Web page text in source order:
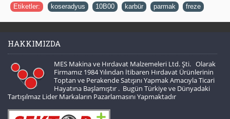
Etiketler: koseradyus 10B00 karbür parmak freze
HAKKIMIZDA
MES Makina ve Hırdavat Malzemeleri Ltd. Şti. Olarak
Firmamız 1984 Yılından İtibaren Hırdavat Ürünlerinin
Toptan ve Perakende Satışını Yapmak Amacıyla Ticari
Hayatına Başlamıştır . Bugün Türkiye ve Dünyadaki
Tartışılmaz Lider Markaların Pazarlamasını Yapmaktadır